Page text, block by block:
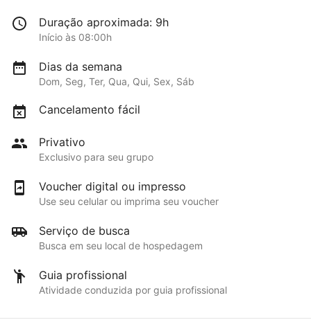
Duração aproximada: 9h
Início às 08:00h
Dias da semana
Dom, Seg, Ter, Qua, Qui, Sex, Sáb
Cancelamento fácil
Privativo
Exclusivo para seu grupo
Voucher digital ou impresso
Use seu celular ou imprima seu voucher
Serviço de busca
Busca em seu local de hospedagem
Guia profissional
Atividade conduzida por guia profissional